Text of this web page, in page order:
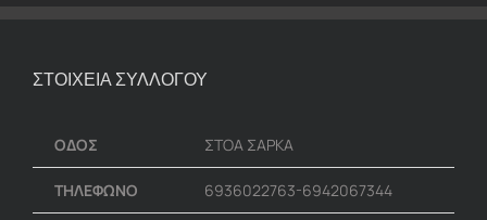
ΣΤΟΙΧΕΙΑ ΣΥΛΛΟΓΟΥ
ΟΔΟΣ ΣΤΟΑ ΣΑΡΚΑ
ΤΗΛΕΦΩΝΟ 6936022763-6942067344